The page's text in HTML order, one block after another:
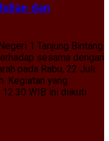
dan
1 Tanjung Bintang
sesama dengan
pada Rabu, 22 Juli
Kegiatan yang
WIB ini diikuti